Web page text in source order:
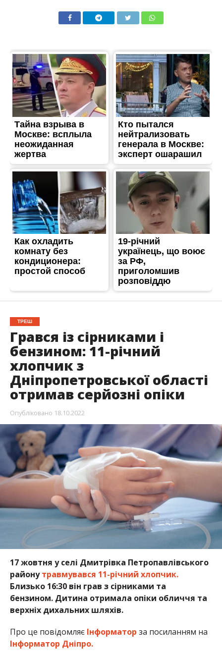
ТРЕШ
Грався із сірниками і
бензином: 11-річний
хлопчик з
Дніпропетровської області
отримав серйозні опіки
Опубліковано 18.10.2022
17 жовтня у селі Дмитрівка Петропавлівського
районутравмувався 11-річний хлопчик.
Близько 16:30 він грав з сірниками та
бензином. Дитина отримала опіки обличчя та
верхніх дихальних шляхів.
Про це повідомляє Інформатор за посиланням на
Інформатор Дніпро.